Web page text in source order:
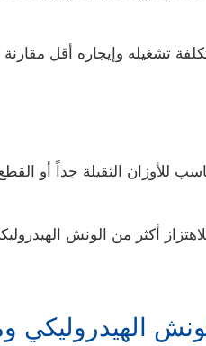
تشغيله وإيجاره أقل مقارنة
للأوزان الثقيلة جداً أو
أكثر من الونش
الهيدروليكي